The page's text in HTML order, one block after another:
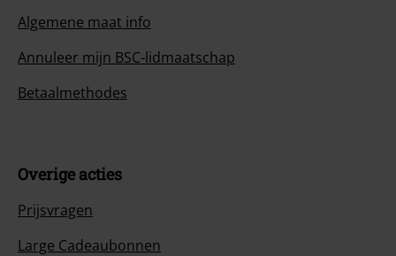
Algemene maat info
Annuleer mijn BSC-lidmaatschap
Betaalmethodes
Overige acties
Prijsvragen
Large Cadeaubonnen